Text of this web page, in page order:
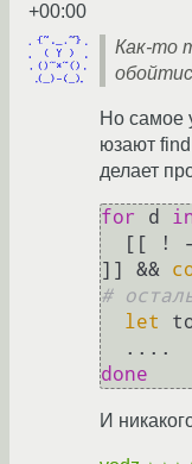
+00:00
Как-то
Но самое
юзают find
делает
for d
[[ !
]] &&
#
let
done
И